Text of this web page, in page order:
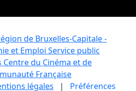
de Bruxelles-Capitale -
et Emploi Service public
Centre du Cinéma et de
Française
légales | Préférences